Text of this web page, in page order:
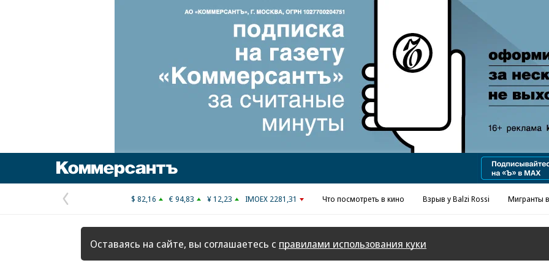
Реклама в «Ъ» www.kommersant.ru/ad
Предыдущая
страница
$ 82,16 € 94,83 ¥ 12,23 IMOEX 2281,31 Что посмотреть в кино Взрыв у Balzi Rossi Мигранты
Оставаясь на сайте, вы соглашаетесь с правилами использования куки